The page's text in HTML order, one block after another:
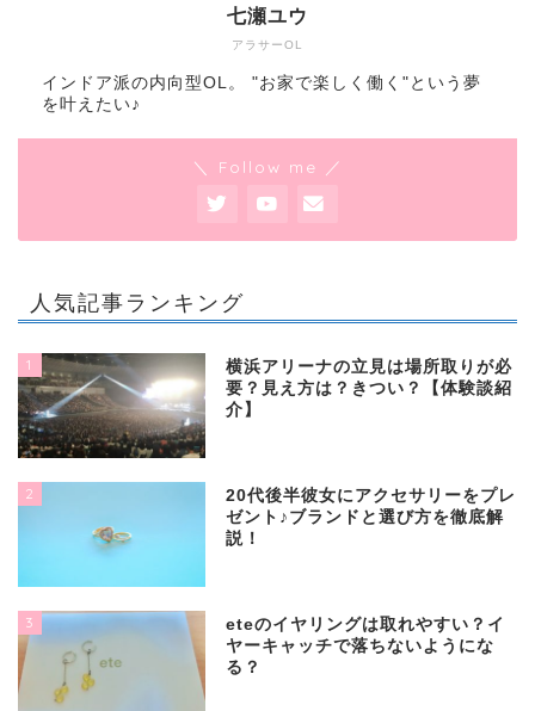
アラサーOL
七瀬ユウ
インドア派の内向型OL。 "お家で楽しく働く"という夢
を叶えたい♪
＼ Follow me ／
人気記事ランキング
1
横浜アリーナの立見は場所取りが必
要？見え方は？きつい？【体験談紹
介】
2
20代後半彼女にアクセサリーをプレ
ゼント♪ブランドと選び方を徹底解
説！
3
eteのイヤリングは取れやすい？イ
ヤーキャッチで落ちないようにな
る？